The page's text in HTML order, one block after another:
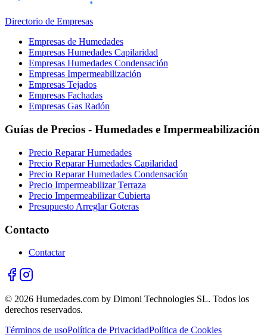
Directorio de Empresas
Empresas de Humedades
Empresas Humedades Capilaridad
Empresas Humedades Condensación
Empresas Impermeabilización
Empresas Tejados
Empresas Fachadas
Empresas Gas Radón
Guías de Precios - Humedades e Impermeabilización
Precio Reparar Humedades
Precio Reparar Humedades Capilaridad
Precio Reparar Humedades Condensación
Precio Impermeabilizar Terraza
Precio Impermeabilizar Cubierta
Presupuesto Arreglar Goteras
Contacto
Contactar
© 2026 Humedades.com by Dimoni Technologies SL. Todos los
derechos reservados.
Términos de usoPolítica de PrivacidadPolítica de Cookies